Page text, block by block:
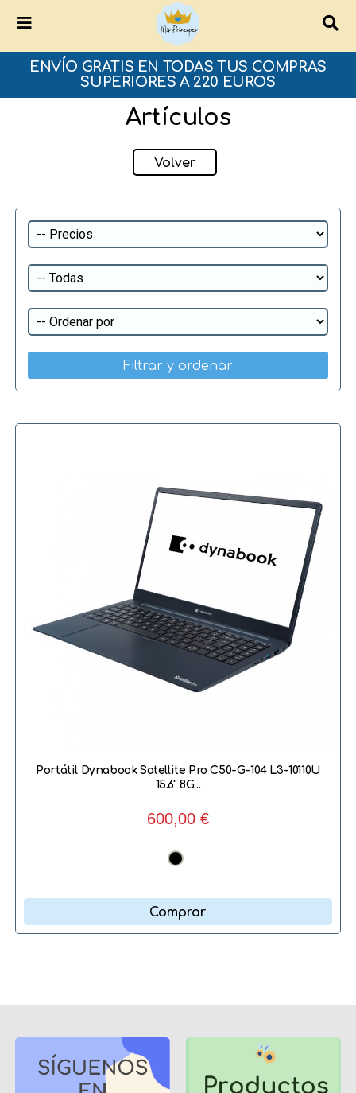
ENVÍO GRATIS EN TODAS TUS COMPRAS
SUPERIORES A 220 EUROS
Artículos
Volver
Portátil Dynabook Satellite Pro C50-G-104 L3-10110U
15.6" 8G...
600,00 €
Comprar